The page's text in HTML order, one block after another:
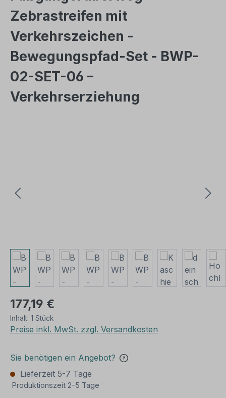
Zebrastreifen mit
Verkehrszeichen -
Bewegungspfad-Set - BWP-
02-SET-06 –
Verkehrserziehung
177,19 €
Inhalt: 1 Stück
Preise inkl. MwSt. zzgl. Versandkosten
Sie benötigen ein Angebot?
Lieferzeit 5-7 Tage
Produktionszeit 2-5 Tage